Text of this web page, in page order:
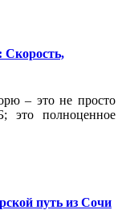
– это не просто
это полноценное
путь из Сочи